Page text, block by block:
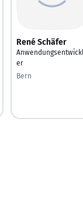
René Schäfer
er
Bern